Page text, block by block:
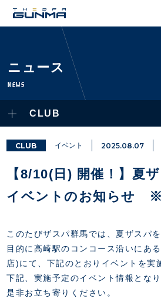
TOP TEAM
CHALLENGERS
ACADEMY
THESPARK
PLAYERS / STAFFS
選手・スタッフ一覧
・注意事項
・練習場ごとの注意事項
・練習場マップ
GAMES
試合日程・結果
順位表
TICKETS
・前売・当日チケット
・発売日
・優待チケット
・企画チケット
・招待チケット
GUIDE
FANZONE
インデックス
ニュース
NEWS
CLUB
CLUB イベント 2025.08.07
【8/10(日) 開催！】夏
イベントのお知らせ
このたびザスパ群馬では、夏ザスパ
目的に高崎駅のコンコース沿いにあ
店)にて、下記のとおりイベントを実
下記、実施予定のイベント情報とな
是非お立ち寄りください。